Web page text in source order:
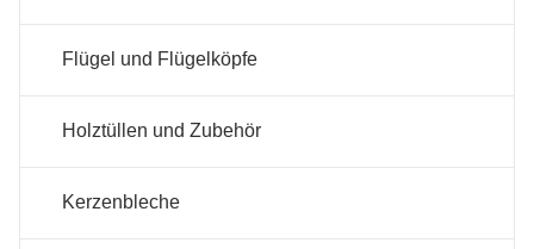
Flügel und Flügelköpfe
Holztüllen und Zubehör
Kerzenbleche